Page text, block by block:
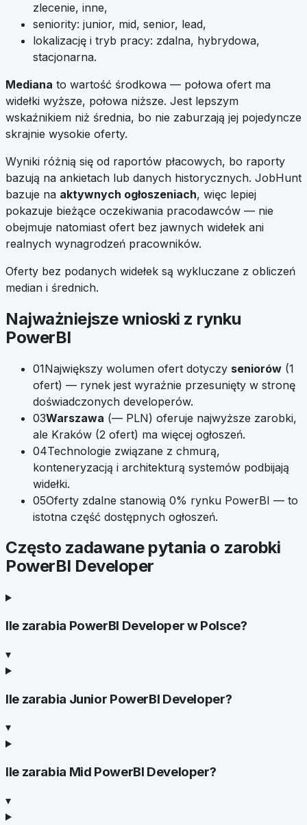
zlecenie, inne,
seniority: junior, mid, senior, lead,
lokalizację i tryb pracy: zdalna, hybrydowa,
stacjonarna.
Mediana to wartość środkowa — połowa ofert ma
widełki wyższe, połowa niższe. Jest lepszym
wskaźnikiem niż średnia, bo nie zaburzają jej pojedyncze
skrajnie wysokie oferty.
Wyniki różnią się od raportów płacowych, bo raporty
bazują na ankietach lub danych historycznych. JobHunt
bazuje na aktywnych ogłoszeniach, więc lepiej
pokazuje bieżące oczekiwania pracodawców — nie
obejmuje natomiast ofert bez jawnych widełek ani
realnych wynagrodzeń pracowników.
Oferty bez podanych widełek są wykluczane z obliczeń
median i średnich.
Najważniejsze wnioski z rynku
PowerBI
01Największy wolumen ofert dotyczy seniorów (1
ofert) — rynek jest wyraźnie przesunięty w stronę
doświadczonych developerów.
03Warszawa (— PLN) oferuje najwyższe zarobki,
ale Kraków (2 ofert) ma więcej ogłoszeń.
04Technologie związane z chmurą,
konteneryzacją i architekturą systemów podbijają
widełki.
05Oferty zdalne stanowią 0% rynku PowerBI — to
istotna część dostępnych ogłoszeń.
Często zadawane pytania o zarobki
PowerBI Developer
Ile zarabia PowerBI Developer w Polsce?
▾
Ile zarabia Junior PowerBI Developer?
▾
Ile zarabia Mid PowerBI Developer?
▾